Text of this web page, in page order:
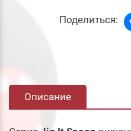
Поделиться:
Описание